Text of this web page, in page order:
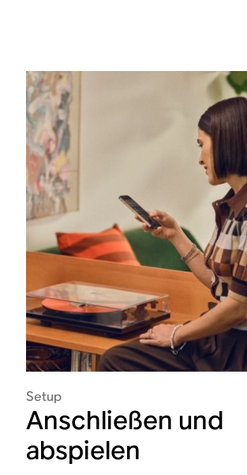
Setup
Anschließen und
abspielen